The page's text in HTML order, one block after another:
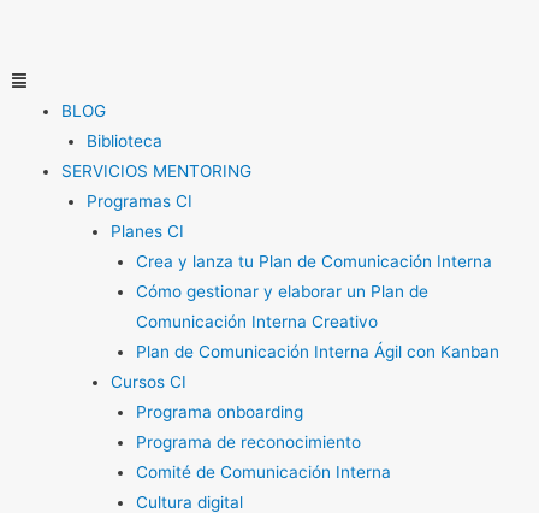
contenido
Menú
BLOG
Biblioteca
SERVICIOS MENTORING
Programas CI
Planes CI
Crea y lanza tu Plan de Comunicación Interna
Cómo gestionar y elaborar un Plan de
Comunicación Interna Creativo
Plan de Comunicación Interna Ágil con Kanban
Cursos CI
Programa onboarding
Programa de reconocimiento
Comité de Comunicación Interna
Cultura digital